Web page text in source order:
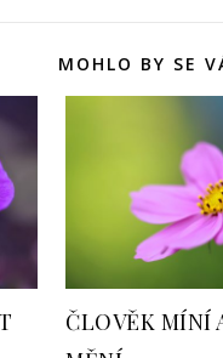
MOHLO BY SE
ČLOVĚK MÍNÍ